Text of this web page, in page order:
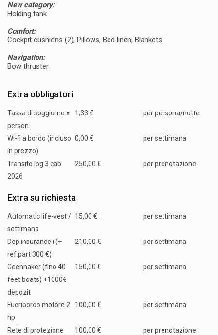
New category:
Holding tank
Comfort:
Cockpit cushions (2), Pillows, Bed linen, Blankets
Navigation:
Bow thruster
Extra obbligatori
Tassa di soggiorno x
person
1,33 € per persona/notte
Wi-fi a bordo (incluso
in prezzo)
0,00 € per settimana
Transito log 3 cab
2026
250,00 € per prenotazione
Extra su richiesta
Automatic life-vest /
settimana
15,00 € per settimana
Dep.insurance i (+
ref.part 300 €)
210,00 € per settimana
Geennaker (fino 40
feet boats) +1000€
depozit
150,00 € per settimana
Fuoribordo motore 2
hp
100,00 € per settimana
Rete di protezione 100,00 €
per prenotazione